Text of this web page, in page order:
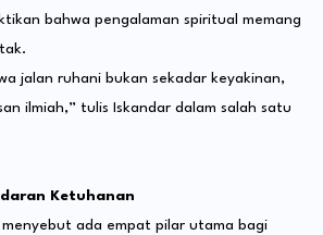
bahwa pengalaman spiritual memang
jalan ruhani bukan sekadar keyakinan,
ilmiah,” tulis Iskandar dalam salah satu
Ketuhanan
menyebut ada empat pilar utama bagi